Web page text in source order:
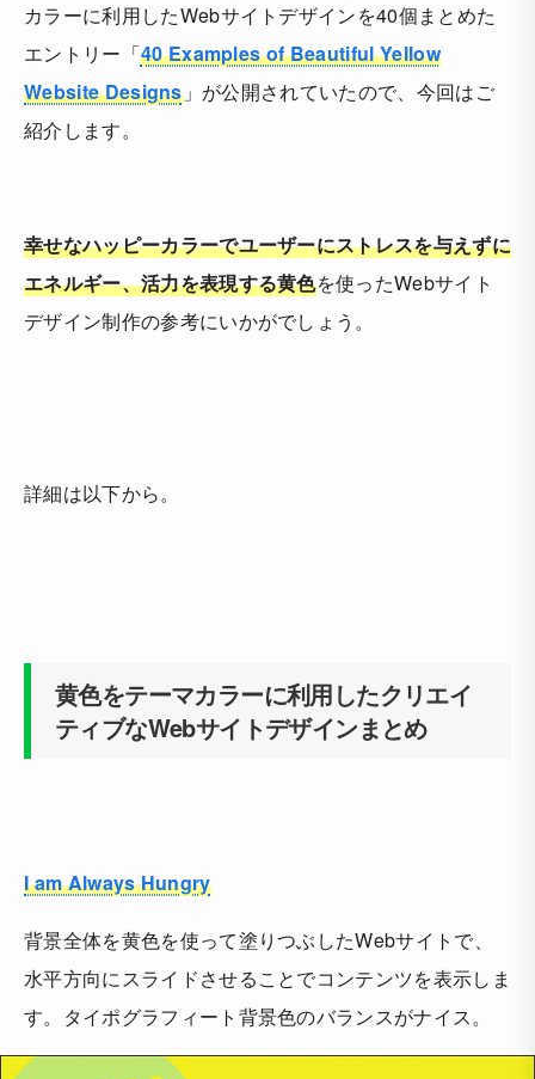
カラーに利用したWebサイトデザインを40個まとめた
エントリー「40 Examples of Beautiful Yellow
Website Designs」が公開されていたので、今回はご
紹介します。
幸せなハッピーカラーでユーザーにストレスを与えずに
エネルギー、活力を表現する黄色を使ったWebサイト
デザイン制作の参考にいかがでしょう。
詳細は以下から。
黄色をテーマカラーに利用したクリエイ
ティブなWebサイトデザインまとめ
I am Always Hungry
背景全体を黄色を使って塗りつぶしたWebサイトで、
水平方向にスライドさせることでコンテンツを表示しま
す。タイポグラフィート背景色のバランスがナイス。